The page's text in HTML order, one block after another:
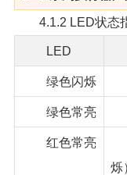
4.1.2 LED状态
LED
绿色闪烁
绿色常亮
红色常亮
烁